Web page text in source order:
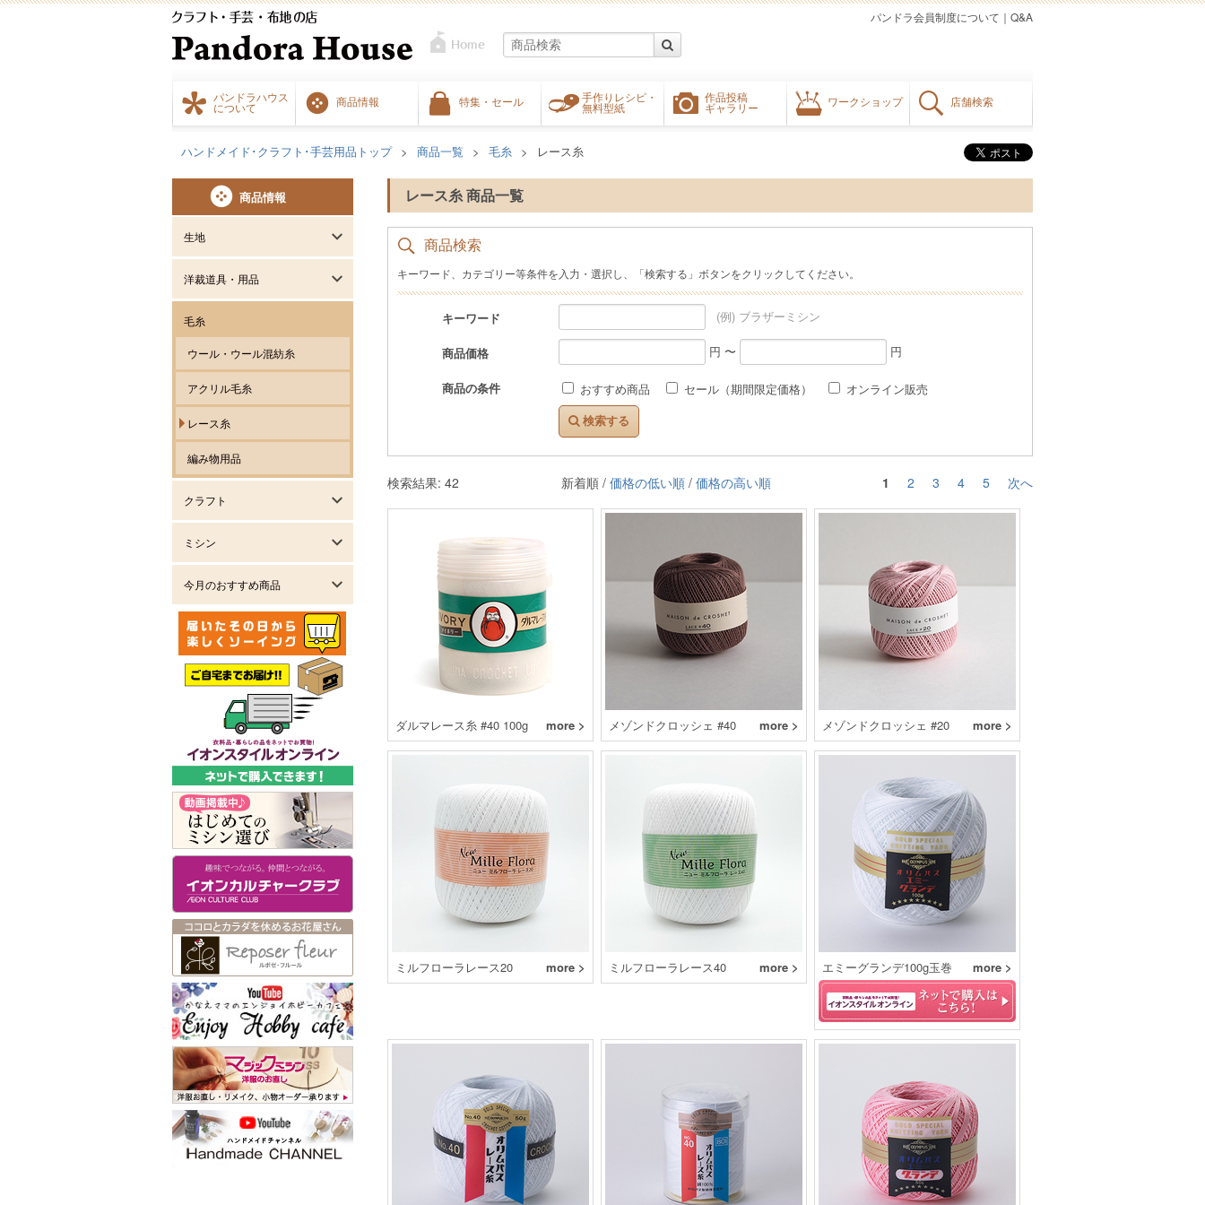
パンドラハウス
について
商品情報 特集・セール
手作りレシピ・
無料型紙
作品投稿
ギャラリー
ワークショップ 店舗検索
Q&A
｜
パンドラ会員制度について
ハンドメイド･クラフト･手芸用品トップ 商品一覧 毛糸 レース糸
レース糸 商品一覧
商品検索
キーワード、カテゴリー等条件を入力・選択し、「検索する」ボタンをクリックしてください。
キーワード (例) ブラザーミシン
商品価格 円 〜 円
商品の条件 おすすめ商品 セール（期間限定価格） オンライン販売
検索する
検索結果: 42 1 2 3 4 5 次へ
新着順 / 価格の低い順 / 価格の高い順
ダルマレース糸 #40 100g more > メゾンドクロッシェ #40 more > メゾンドクロッシェ #20 more >
ミルフローラレース20 more > ミルフローラレース40 more > エミーグランデ100g玉巻 more >
商品情報
生地
洋裁道具・用品
毛糸
ウール・ウール混紡糸
アクリル毛糸
レース糸
編み物用品
クラフト
ミシン
今月のおすすめ商品